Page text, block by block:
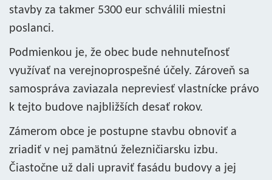
stavby za takmer 5300 eur schválili miestni
poslanci.
Podmienkou je, že obec bude nehnuteľnosť
využívať na verejnoprospešné účely. Zároveň sa
samospráva zaviazala nepreviesť vlastnícke právo
k tejto budove najbližších desať rokov.
Zámerom obce je postupne stavbu obnoviť a
zriadiť v nej pamätnú železničiarsku izbu.
Čiastočne už dali upraviť fasádu budovy a jej